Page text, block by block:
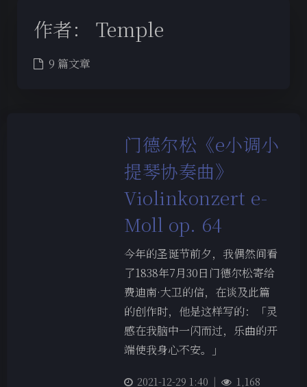
作者： Temple
9 篇文章
门德尔松《e小调小
提琴协奏曲》
Violinkonzert e-
Moll op. 64
今年的圣诞节前夕，我偶然间看
了1838年7月30日门德尔松寄给
费迪南·大卫的信，在谈及此篇
的创作时，他是这样写的：「灵
感在我脑中一闪而过，乐曲的开
端使我身心不安。」
2021-12-29 1:40 |
1,168